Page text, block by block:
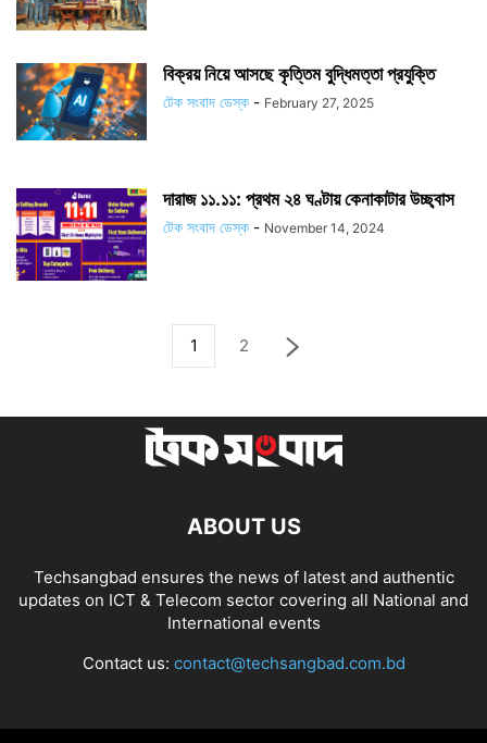
বিক্রয় নিয়ে আসছে কৃত্তিম বুদ্ধিমত্তা প্রযুক্তি
টেক সংবাদ ডেস্ক - February 27, 2025
দারাজ ১১.১১: প্রথম ২৪ ঘণ্টায় কেনাকাটার উচ্ছ্বাস
টেক সংবাদ ডেস্ক - November 14, 2024
1 2
ABOUT US
Techsangbad ensures the news of latest and authentic
updates on ICT & Telecom sector covering all National and
International events
Contact us: contact@techsangbad.com.bd